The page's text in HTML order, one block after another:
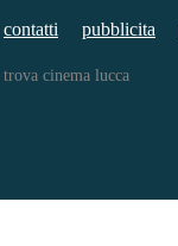
contatti pubblicita
trova cinema lucca